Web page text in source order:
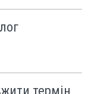
термін